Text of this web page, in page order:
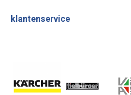
klantenservice